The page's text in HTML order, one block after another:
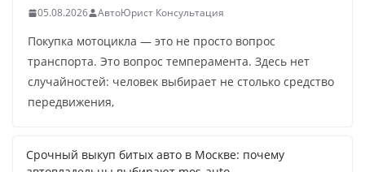
05.08.2026 АвтоЮрист Консультация
Покупка мотоцикла — это не просто вопрос
транспорта. Это вопрос темперамента. Здесь нет
случайностей: человек выбирает не столько средство
передвижения,
Срочный выкуп битых авто в Москве: почему